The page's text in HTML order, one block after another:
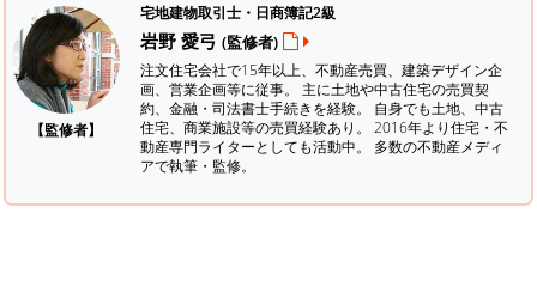
【監修者】
宅地建物取引士・日商簿記2級
岩野 愛弓 (監修者)
注文住宅会社で15年以上、不動産売買、建築デザイン企
画、営業企画等に従事。 主に土地や中古住宅の売買契
約、金融・司法書士手続きを経験。 自身でも土地、中古
住宅、商業施設等の売買経験あり。 2016年より住宅・不
動産専門ライターとしても活動中。 多数の不動産メディ
アで執筆・監修。